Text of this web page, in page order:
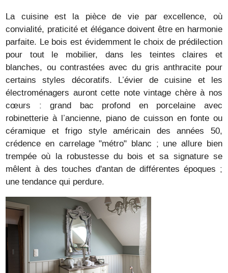
La cuisine est la pièce de vie par excellence, où
convialité, praticité et élégance doivent être en harmonie
parfaite. Le bois est évidemment le choix de prédilection
pour tout le mobilier, dans les teintes claires et
blanches, ou contrastées avec du gris anthracite pour
certains styles décoratifs. L’évier de cuisine et les
électroménagers auront cette note vintage chère à nos
cœurs : grand bac profond en porcelaine avec
robinetterie à l’ancienne, piano de cuisson en fonte ou
céramique et frigo style américain des années 50,
crédence en carrelage "métro" blanc ; une allure bien
trempée où la robustesse du bois et sa signature se
mêlent à des touches d'antan de différentes époques ;
une tendance qui perdure.